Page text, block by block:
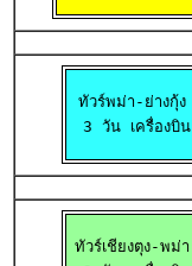
ทัวร์พม่า-ย่างกุ้ง
3 วัน เครื่องบิน
ทัวร์เชียงตุง-พม่า